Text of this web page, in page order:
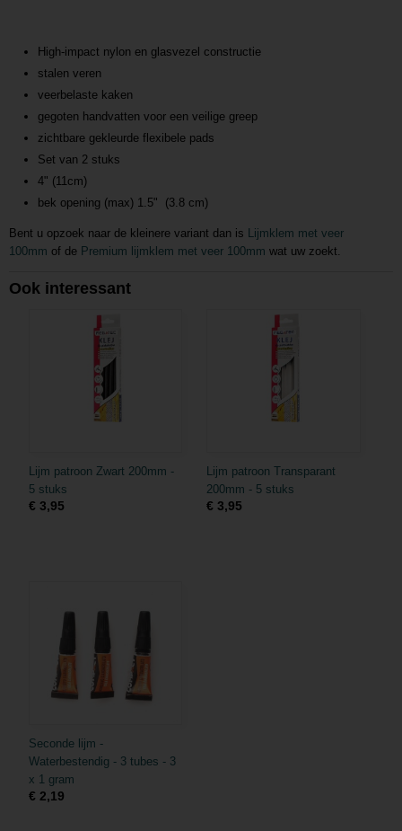
High-impact nylon en glasvezel constructie
stalen veren
veerbelaste kaken
gegoten handvatten voor een veilige greep
zichtbare gekleurde flexibele pads
Set van 2 stuks
4" (11cm)
bek opening (max) 1.5" (3.8 cm)
Bent u opzoek naar de kleinere variant dan is Lijmklem met veer
100mm of de Premium lijmklem met veer 100mm wat uw zoekt.
Ook interessant
Lijm patroon Zwart 200mm -
5 stuks
€ 3,95
Lijm patroon Transparant
200mm - 5 stuks
€ 3,95
Seconde lijm -
Waterbestendig - 3 tubes - 3
x 1 gram
€ 2,19